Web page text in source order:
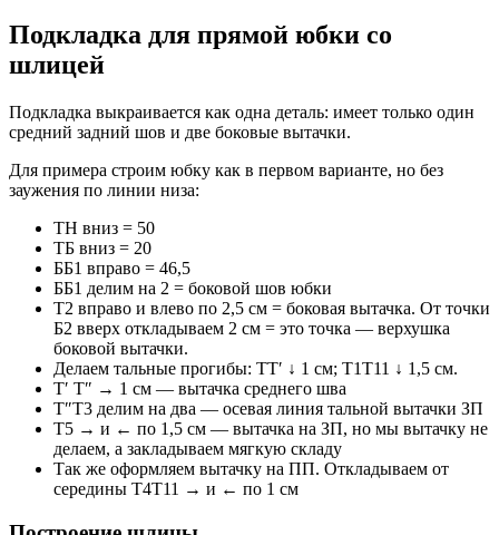
Подкладка для прямой юбки со
шлицей
Подкладка выкраивается как одна деталь: имеет только один
средний задний шов и две боковые вытачки.
Для примера строим юбку как в первом варианте, но без
заужения по линии низа:
ТН вниз = 50
ТБ вниз = 20
ББ1 вправо = 46,5
ББ1 делим на 2 = боковой шов юбки
Т2 вправо и влево по 2,5 см = боковая вытачка. От точки
Б2 вверх откладываем 2 см = это точка — верхушка
боковой вытачки.
Делаем тальные прогибы: ТТ′ ↓ 1 см; Т1Т11 ↓ 1,5 см.
Т′ Т″ → 1 см — вытачка среднего шва
Т″Т3 делим на два — осевая линия тальной вытачки ЗП
Т5 → и ← по 1,5 см — вытачка на ЗП, но мы вытачку не
делаем, а закладываем мягкую складу
Так же оформляем вытачку на ПП. Откладываем от
середины Т4Т11 → и ← по 1 см